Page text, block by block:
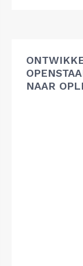
NAAR